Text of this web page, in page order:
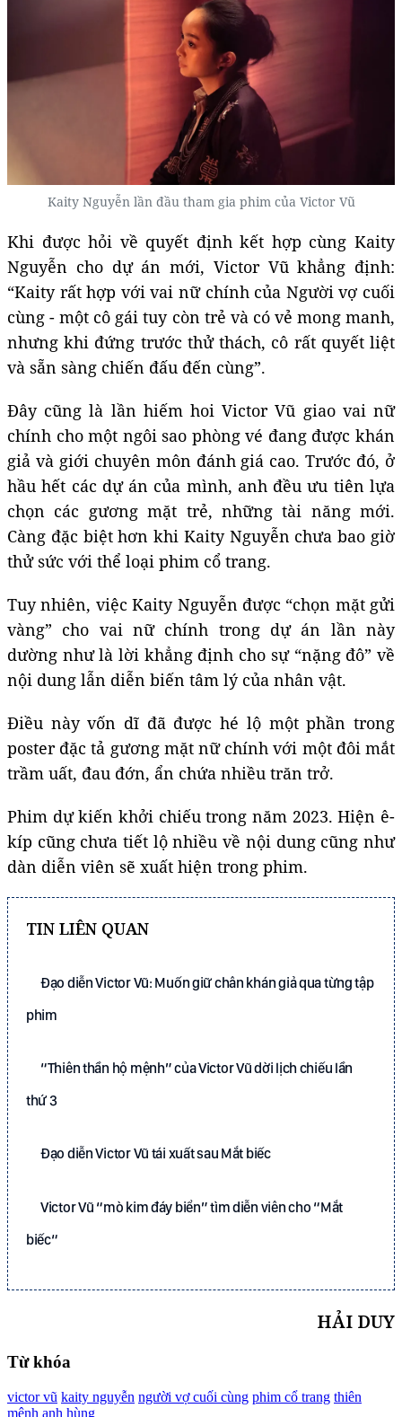
Kaity Nguyễn lần đầu tham gia phim của Victor Vũ
Khi được hỏi về quyết định kết hợp cùng Kaity
Nguyễn cho dự án mới, Victor Vũ khẳng định:
“Kaity rất hợp với vai nữ chính của Người vợ cuối
cùng - một cô gái tuy còn trẻ và có vẻ mong manh,
nhưng khi đứng trước thử thách, cô rất quyết liệt
và sẵn sàng chiến đấu đến cùng”.
Đây cũng là lần hiếm hoi Victor Vũ giao vai nữ
chính cho một ngôi sao phòng vé đang được khán
giả và giới chuyên môn đánh giá cao. Trước đó, ở
hầu hết các dự án của mình, anh đều ưu tiên lựa
chọn các gương mặt trẻ, những tài năng mới.
Càng đặc biệt hơn khi Kaity Nguyễn chưa bao giờ
thử sức với thể loại phim cổ trang.
Tuy nhiên, việc Kaity Nguyễn được “chọn mặt gửi
vàng” cho vai nữ chính trong dự án lần này
dường như là lời khẳng định cho sự “nặng đô” về
nội dung lẫn diễn biến tâm lý của nhân vật.
Điều này vốn dĩ đã được hé lộ một phần trong
poster đặc tả gương mặt nữ chính với một đôi mắt
trầm uất, đau đớn, ẩn chứa nhiều trăn trở.
Phim dự kiến khởi chiếu trong năm 2023. Hiện ê-
kíp cũng chưa tiết lộ nhiều về nội dung cũng như
dàn diễn viên sẽ xuất hiện trong phim.
TIN LIÊN QUAN
Đạo diễn Victor Vũ: Muốn giữ chân khán giả qua từng tập
phim
“Thiên thần hộ mệnh” của Victor Vũ dời lịch chiếu lần
thứ 3
Đạo diễn Victor Vũ tái xuất sau Mắt biếc
Victor Vũ “mò kim đáy biển” tìm diễn viên cho “Mắt
biếc“
HẢI DUY
Từ khóa
victor vũ kaity nguyễn người vợ cuối cùng phim cổ trang thiên
mệnh anh hùng